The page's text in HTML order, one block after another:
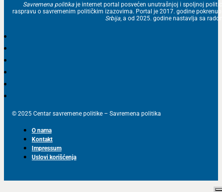
Savremena politika je internet portal posvećen unutrašnjoj i spoljnoj
raspravu o savremenim političkim izazovima. Portal je 2017. godine
Srbija, a od 2025. godine nastavlja sa
© 2025 Centar savremene politike – Savremena politika
O nama
Kontakt
Impressum
Uslovi korišćenja